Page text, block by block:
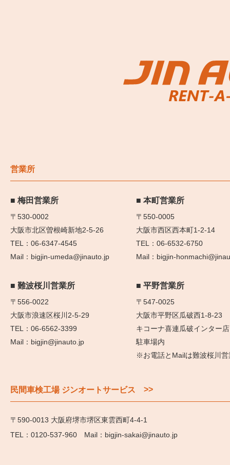
営業所
梅田営業所
〒530-0002
大阪市北区曽根崎新地2-5-26
06-6347-4545
bigjin-umeda@jinauto.jp
本町営業所
〒550-0005
大阪市西区西本町1-2-14
06-6532-6750
bigjin-
難波桜川営業所
〒556-0022
大阪市浪速区桜川2-5-29
06-6562-3399
bigjin@jinauto.jp
平野営業所
〒547-0025
大阪市平野区瓜破西1-8-23
キコーナ喜連瓜破インター店
駐車場内
※お電話とMailは難波桜川営
民間車検工場 ジンオートサービス >>
〒590-0013 大阪府堺市堺区東雲西町4-4-1
0120-537-960
bigjin-sakai@jinauto.jp